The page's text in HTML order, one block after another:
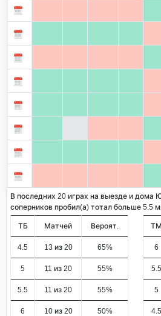
В последних 20 играх на выезде и
соперников пробил(а) тотал больше 5.5
ТБ Матчей Вероят.
4.5 13 из 20 65%
5 11 из 20 55%
5.5 11 из 20 55%
6 10 из 20 50%
ТМ
6
5.5
5
4.5